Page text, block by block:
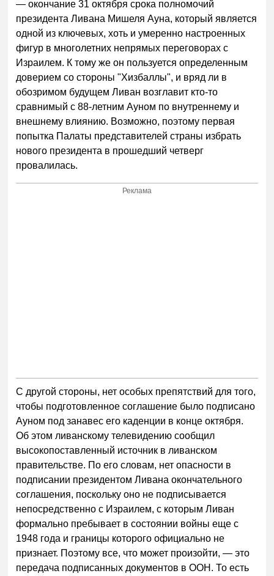
— окончание 31 октября срока полномочий
президента Ливана Мишеля Ауна, который является
одной из ключевых, хоть и умеренно настроенных
фигур в многолетних непрямых переговорах с
Израилем. К тому же он пользуется определенным
доверием со стороны "Хизбаллы", и вряд ли в
обозримом будущем Ливан возглавит кто-то
сравнимый с 88-летним Ауном по внутреннему и
внешнему влиянию. Возможно, поэтому первая
попытка Палаты представителей страны избрать
нового президента в прошедший четверг
провалилась.
Реклама
С другой стороны, нет особых препятствий для того,
чтобы подготовленное соглашение было подписано
Ауном под занавес его каденции в конце октября.
Об этом ливанскому телевидению сообщил
высокопоставленный источник в ливанском
правительстве. По его словам, нет опасности в
подписании президентом Ливана окончательного
соглашения, поскольку оно не подписывается
непосредственно с Израилем, с которым Ливан
формально пребывает в состоянии войны еще с
1948 года и границы которого официально не
признает. Поэтому все, что может произойти, — это
передача подписанных документов в ООН. То есть